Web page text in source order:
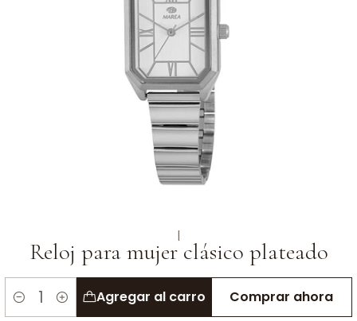
|
Reloj para mujer clásico plateado
Cantidad
Agregar al carro Comprar ahora